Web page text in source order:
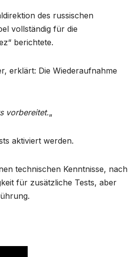
des russischen
vollständig für die
berichtete.
erklärt: Die Wiederaufnahme
vorbereitet.„
aktiviert werden.
technischen Kenntnisse, nach
für zusätzliche Tests, aber